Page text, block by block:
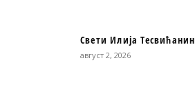
Свети Илија Тесвићанин
август 2, 2026